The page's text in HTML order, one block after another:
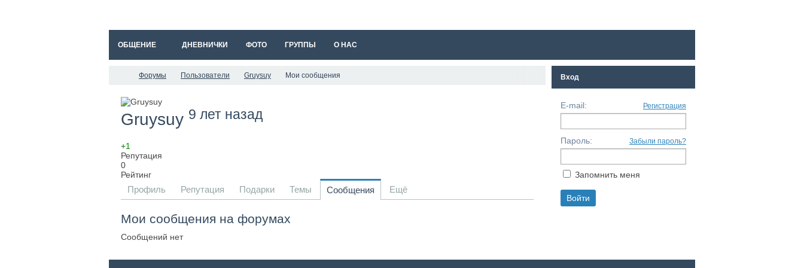
ОБЩЕНИЕ ДНЕВНИЧКИ ФОТО ГРУППЫ О НАС
Форумы Пользователи Gruysuy Мои сообщения
Gruysuy 9 лет назад
+1
Репутация
0
Рейтинг
Профиль Репутация Подарки Темы Сообщения Ещё
Мои сообщения на форумах
Сообщений нет
Вход
E-mail: Регистрация
Пароль: Забыли пароль?
Запомнить меня